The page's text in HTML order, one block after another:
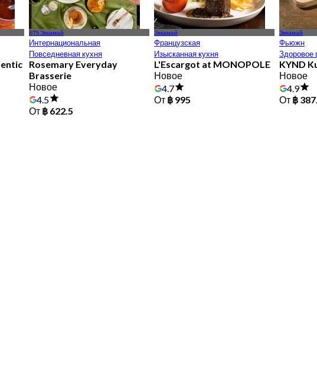
BTS Эккамай
Интернациональная
Повседневная кухня
Rosemary Everyday
Brasserie
Новое
4.5
От ฿ 622.5
Эккамай
Французская
Изысканная кухня
L'Escargot at MONOPOLE
Новое
4.7
От ฿ 995
Эккамай
Фьюжн
Здоровое
KYND
Новое
4.9
От ฿